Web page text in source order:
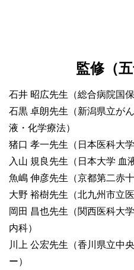
監修（五
石井 昭広先生（総合病院国
石黒 卓朗先生（新潟県立が
液・化学療法）
猪口 孝一先生（日本医科大学
入山 規良先生（日本大学 血
魚嶋 伸彦先生（京都第二赤
大野 裕樹先生（北九州市立
岡田 昌也先生（関西医科大
内科）
川上 公宏先生（香川県立中
ー）